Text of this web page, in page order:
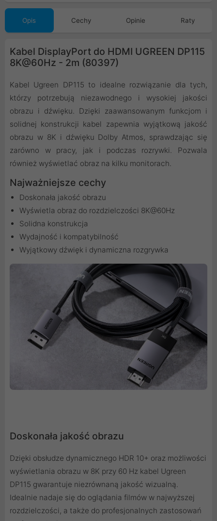
Opis Cechy Opinie Raty
Kabel DisplayPort do HDMI UGREEN DP115
8K@60Hz - 2m (80397)
Kabel Ugreen DP115 to idealne rozwiązanie dla tych,
którzy potrzebują niezawodnego i wysokiej jakości
obrazu i dźwięku. Dzięki zaawansowanym funkcjom i
solidnej konstrukcji kabel zapewnia wyjątkową jakość
obrazu w 8K i dźwięku Dolby Atmos, sprawdzając się
zarówno w pracy, jak i podczas rozrywki. Pozwala
również wyświetlać obraz na kilku monitorach.
Najważniejsze cechy
Doskonała jakość obrazu
Wyświetla obraz do rozdzielczości 8K@60Hz
Solidna konstrukcja
Wydajność i kompatybilność
Wyjątkowy dźwięk i dynamiczna rozgrywka
Doskonała jakość obrazu
Dzięki obsłudze dynamicznego HDR 10+ oraz możliwości
wyświetlania obrazu w 8K przy 60 Hz kabel Ugreen
DP115 gwarantuje niezrównaną jakość wizualną.
Idealnie nadaje się do oglądania filmów w najwyższej
rozdzielczości, a także do profesjonalnych zastosowań